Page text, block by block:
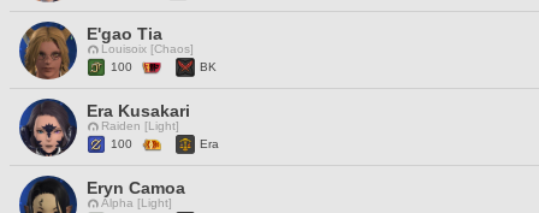
E'gao Tia
Louisoix [Chaos]
100
BK
Era Kusakari
Raiden [Light]
100
Era
Eryn Camoa
Alpha [Light]